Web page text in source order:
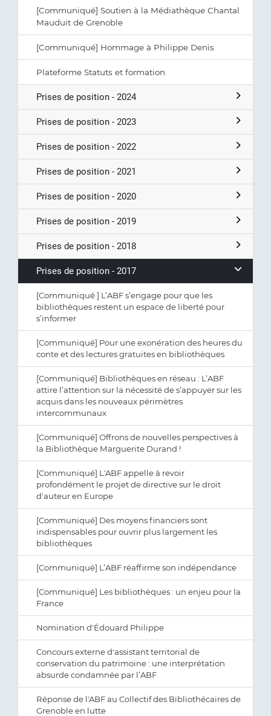
[Communiqué] Soutien à la Médiathèque Chantal
Mauduit de Grenoble
[Communiqué] Hommage à Philippe Denis
Plateforme Statuts et formation
Prises de position - 2024
Prises de position - 2023
Prises de position - 2022
Prises de position - 2021
Prises de position - 2020
Prises de position - 2019
Prises de position - 2018
Prises de position - 2017
[Communiqué ] L’ABF s’engage pour que les
bibliothèques restent un espace de liberté pour
s’informer
[Communiqué] Pour une exonération des heures du
conte et des lectures gratuites en bibliothèques
[Communiqué] Bibliothèques en réseau : L’ABF
attire l’attention sur la nécessité de s’appuyer sur les
acquis dans les nouveaux périmètres
intercommunaux
[Communiqué] Offrons de nouvelles perspectives à
la Bibliothèque Marguerite Durand !
[Communiqué] L'ABF appelle à revoir
profondément le projet de directive sur le droit
d'auteur en Europe
[Communiqué] Des moyens financiers sont
indispensables pour ouvrir plus largement les
bibliothèques
[Communiqué] L’ABF réaffirme son indépendance
[Communiqué] Les bibliothèques : un enjeu pour la
France
Nomination d'Édouard Philippe
Concours externe d'assistant territorial de
conservation du patrimoine : une interprétation
absurde condamnée par l’ABF
Réponse de l'ABF au Collectif des Bibliothécaires de
Grenoble en lutte